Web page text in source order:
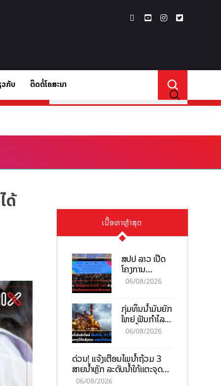
ວກັບ
ກັບ ຕິດຕໍ່ໂຄສະນາ
ດ້
ເນື້ອຫາຫຼ້າສຸດ
ສປປ ລາວ ເປີດ
ໂຄງການ
ALERT-LAO
ລະບາດທົ່ວ
ປະເທດ
06/08/2026
ກຸ່ມທຶນນ້ຳມັນຍັກ
ໃຫຍ່ ຟັນກຳໄລ
93 ຕື້ໂດລາ
ນໍ້າມັນແພງ
06/08/2026
ດ່ວນ! ແຈ້ງເຕືອນໄພນໍ້າຖ້ວມ 3
ສາຍນໍ້າຫຼັກ ລະດັບນໍ້າໃກ້ແຕະຈຸດ
ອັນຕະລາຍ
06/08/2026